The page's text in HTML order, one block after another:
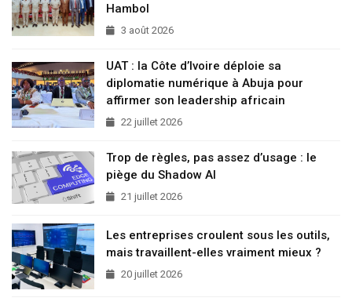
Hambol
3 août 2026
UAT : la Côte d’Ivoire déploie sa
diplomatie numérique à Abuja pour
affirmer son leadership africain
22 juillet 2026
Trop de règles, pas assez d’usage : le
piège du Shadow AI
21 juillet 2026
Les entreprises croulent sous les outils,
mais travaillent-elles vraiment mieux ?
20 juillet 2026